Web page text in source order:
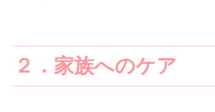
２．家族へのケア